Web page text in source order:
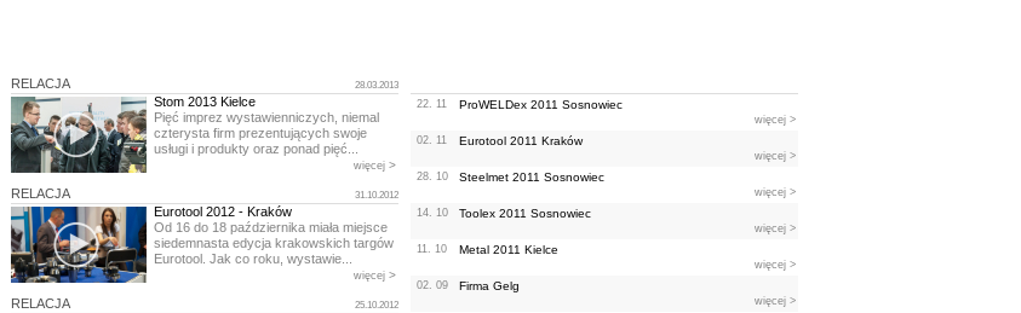
RELACJA 28.03.2013
Stom 2013 Kielce
Pięć imprez wystawienniczych, niemal
czterysta firm prezentujących swoje
usługi i produkty oraz ponad pięć...
więcej >
RELACJA 31.10.2012
Eurotool 2012 - Kraków
Od 16 do 18 października miała miejsce
siedemnasta edycja krakowskich targów
Eurotool. Jak co roku, wystawie...
więcej >
RELACJA 25.10.2012
22. 11 ProWELDex 2011 Sosnowiec
więcej >
02. 11
Eurotool 2011 Kraków
więcej >
28. 10
Steelmet 2011 Sosnowiec
więcej >
14. 10
Toolex 2011 Sosnowiec
więcej >
11. 10
Metal 2011 Kielce
więcej >
02. 09
Firma Gelg
więcej >